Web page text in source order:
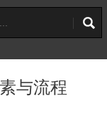
与流程